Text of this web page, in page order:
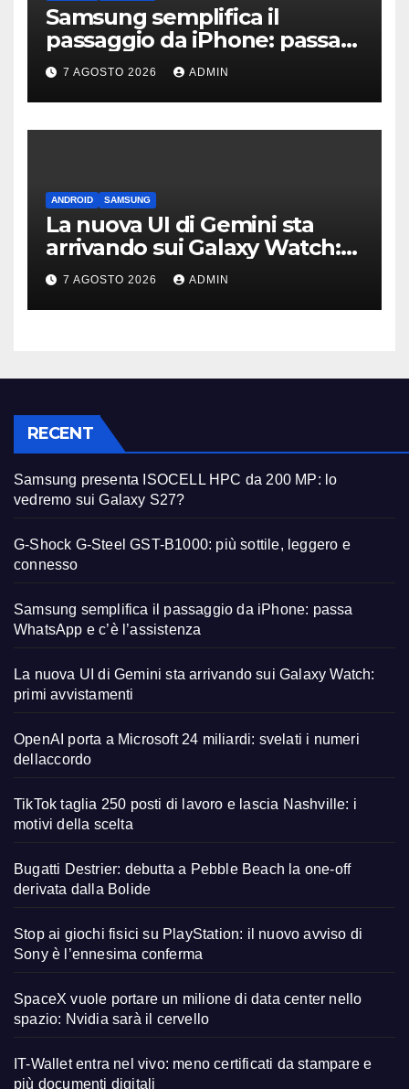
Samsung semplifica il
passaggio da iPhone: passa
WhatsApp e c’è l’assistenza
7 AGOSTO 2026 ADMIN
ANDROID SAMSUNG
La nuova UI di Gemini sta
arrivando sui Galaxy Watch:
primi avvistamenti
7 AGOSTO 2026 ADMIN
RECENT
Samsung presenta ISOCELL HPC da 200 MP: lo
vedremo sui Galaxy S27?
G-Shock G-Steel GST-B1000: più sottile, leggero e
connesso
Samsung semplifica il passaggio da iPhone: passa
WhatsApp e c’è l’assistenza
La nuova UI di Gemini sta arrivando sui Galaxy Watch:
primi avvistamenti
OpenAI porta a Microsoft 24 miliardi: svelati i numeri
dellaccordo
TikTok taglia 250 posti di lavoro e lascia Nashville: i
motivi della scelta
Bugatti Destrier: debutta a Pebble Beach la one-off
derivata dalla Bolide
Stop ai giochi fisici su PlayStation: il nuovo avviso di
Sony è l’ennesima conferma
SpaceX vuole portare un milione di data center nello
spazio: Nvidia sarà il cervello
IT-Wallet entra nel vivo: meno certificati da stampare e
più documenti digitali